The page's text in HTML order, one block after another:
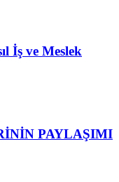
İş ve Meslek
PAYLAŞIMI